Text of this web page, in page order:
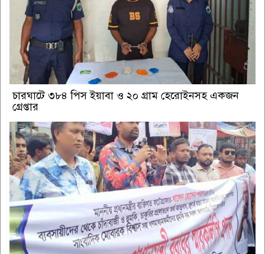
চারঘাটে ৩৮৪ পিস ইয়াবা ও ২০ গ্রাম হেরোইনসহ একজন
গ্রেপ্তার